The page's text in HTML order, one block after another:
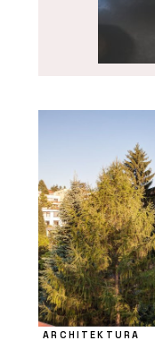
ARCHITEKTURA